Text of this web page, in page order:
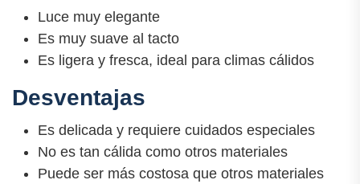
Luce muy elegante
Es muy suave al tacto
Es ligera y fresca, ideal para climas cálidos
Desventajas
Es delicada y requiere cuidados especiales
No es tan cálida como otros materiales
Puede ser más costosa que otros materiales